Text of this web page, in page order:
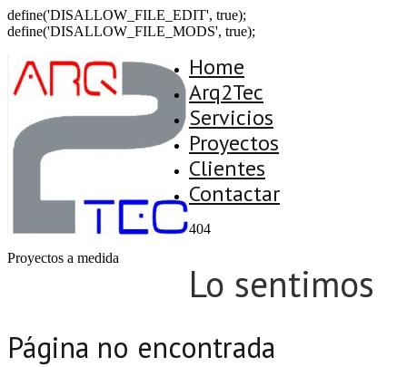
define('DISALLOW_FILE_EDIT', true);
define('DISALLOW_FILE_MODS', true);
Proyectos a medida
Home
Arq2Tec
Servicios
Proyectos
Clientes
Contactar
404
Lo sentimos
Página no encontrada